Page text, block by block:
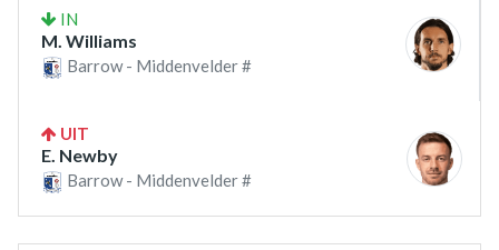
IN
M. Williams
Barrow - Middenvelder #
UIT
E. Newby
Barrow - Middenvelder #